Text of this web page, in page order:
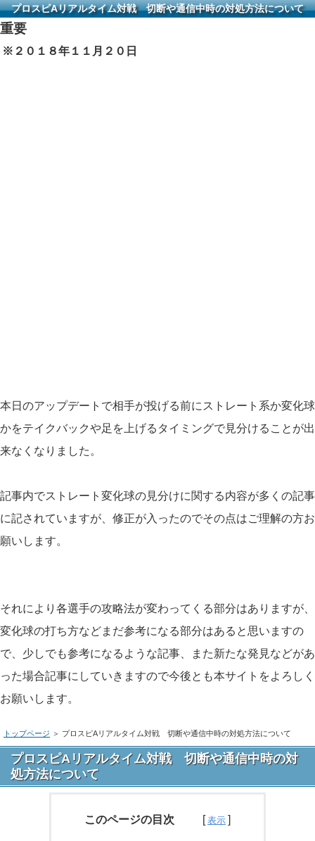
プロスピAリアルタイム対戦 切断や通信中時の対処方法について
重要
※２０１８年１１月２０日
本日のアップデートで相手が投げる前にストレート系か変化球
かをテイクバックや足を上げるタイミングで見分けることが出
来なくなりました。
記事内でストレート変化球の見分けに関する内容が多くの記事
に記されていますが、修正が入ったのでその点はご理解の方お
願いします。
それにより各選手の攻略法が変わってくる部分はありますが、
変化球の打ち方などまだ参考になる部分はあると思いますの
で、少しでも参考になるような記事、また新たな発見などがあ
った場合記事にしていきますので今後とも本サイトをよろしく
お願いします。
トップページ ＞ プロスピAリアルタイム対戦 切断や通信中時の対処方法について
プロスピAリアルタイム対戦 切断や通信中時の対
処方法について
このページの目次